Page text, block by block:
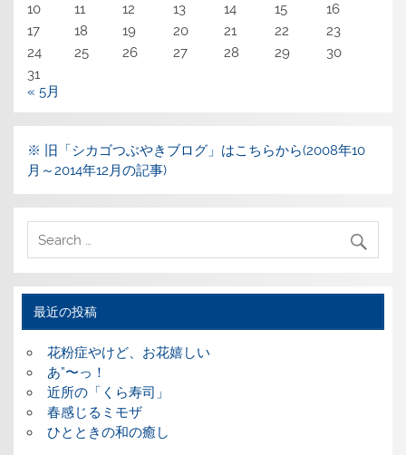
10
11 12 13 14 15
16
17
18 19 20 21 22
23
24
25 26 27 28 29
30
31
« 5月
※ 旧「シカゴつぶやきブログ」はこちらから(2008年10
月～2014年12月の記事)
最近の投稿
花粉症やけど、お花嬉しい
あ”〜っ！
近所の「くら寿司」
春感じるミモザ
ひとときの和の癒し